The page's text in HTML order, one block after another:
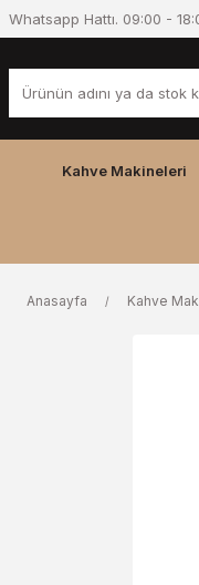
Whatsapp Hattı. 09:00 -
Kahve Makineleri
Anasayfa Kahve